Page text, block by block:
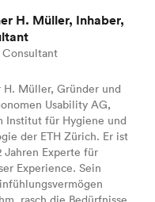
H. Müller, Inhaber,
Consultant
H. Müller, Gründer und
Usability AG,
Institut für Hygiene und
der ETH Zürich. Er ist
Jahren Experte für
Experience. Sein